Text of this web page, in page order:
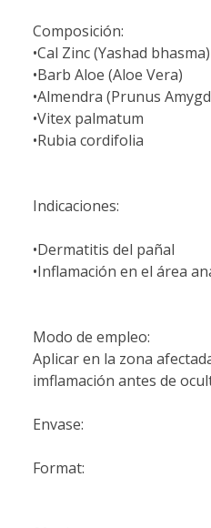
Composición:
•Cal Zinc (Yashad bhasma)
•Barb Aloe (Aloe Vera)
•Almendra (Prunus
•Vitex palmatum
•Rubia cordifolia
Indicaciones:
•Dermatitis del pañal
•Inflamación en el área
Modo de empleo:
Aplicar en la zona
imflamación antes de
Envase:
Format: